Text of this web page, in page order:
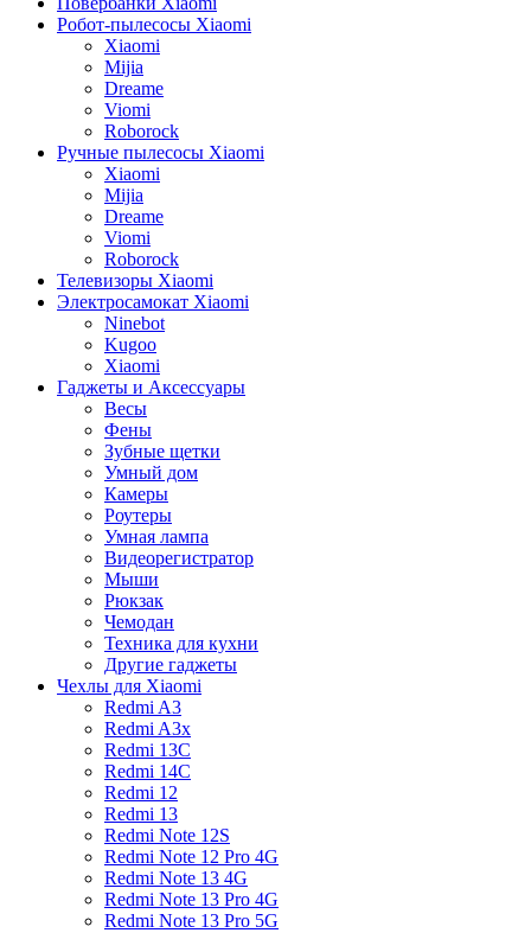
Робот-пылесосы Xiaomi
Xiaomi
Mijia
Dreame
Viomi
Roborock
Ручные пылесосы Xiaomi
Xiaomi
Mijia
Dreame
Viomi
Roborock
Телевизоры Xiaomi
Электросамокат Xiaomi
Ninebot
Kugoo
Xiaomi
Гаджеты и Аксессуары
Весы
Фены
Зубные щетки
Умный дом
Камеры
Роутеры
Умная лампа
Видеорегистратор
Мыши
Рюкзак
Чемодан
Техника для кухни
Другие гаджеты
Чехлы для Xiaomi
Redmi A3
Redmi A3x
Redmi 13C
Redmi 14C
Redmi 12
Redmi 13
Redmi Note 12S
Redmi Note 12 Pro 4G
Redmi Note 13 4G
Redmi Note 13 Pro 4G
Redmi Note 13 Pro 5G